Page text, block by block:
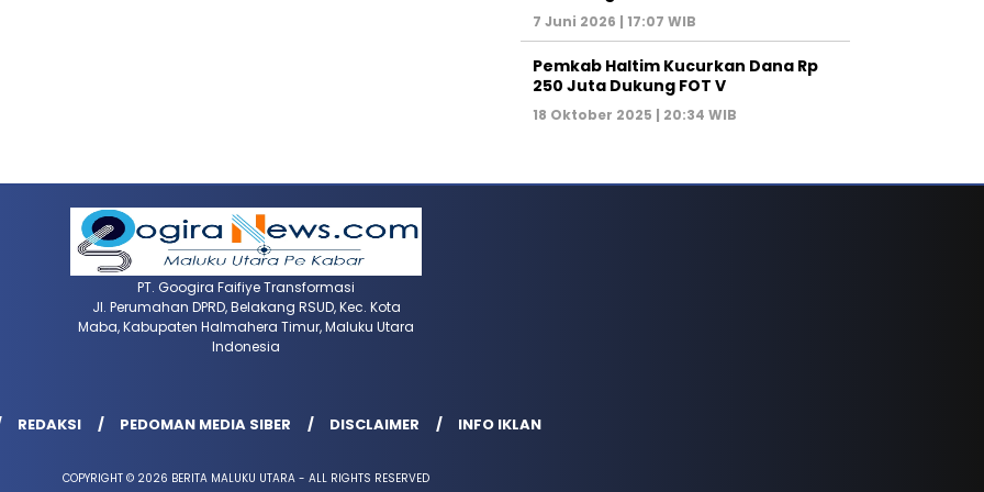
7 Juni 2026 | 17:07 WIB
Pemkab Haltim Kucurkan Dana Rp
250 Juta Dukung FOT V
18 Oktober 2025 | 20:34 WIB
PT. Googira Faifiye Transformasi
Jl. Perumahan DPRD, Belakang RSUD, Kec. Kota
Maba, Kabupaten Halmahera Timur, Maluku Utara
Indonesia
REDAKSI PEDOMAN MEDIA SIBER DISCLAIMER INFO IKLAN
COPYRIGHT © 2026 BERITA MALUKU UTARA - ALL RIGHTS RESERVED